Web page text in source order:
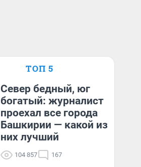
ТОП 5
Север бедный, юг
богатый: журналист
проехал все города
Башкирии — какой из
них лучший
104 857 167